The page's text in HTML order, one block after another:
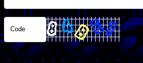
Code